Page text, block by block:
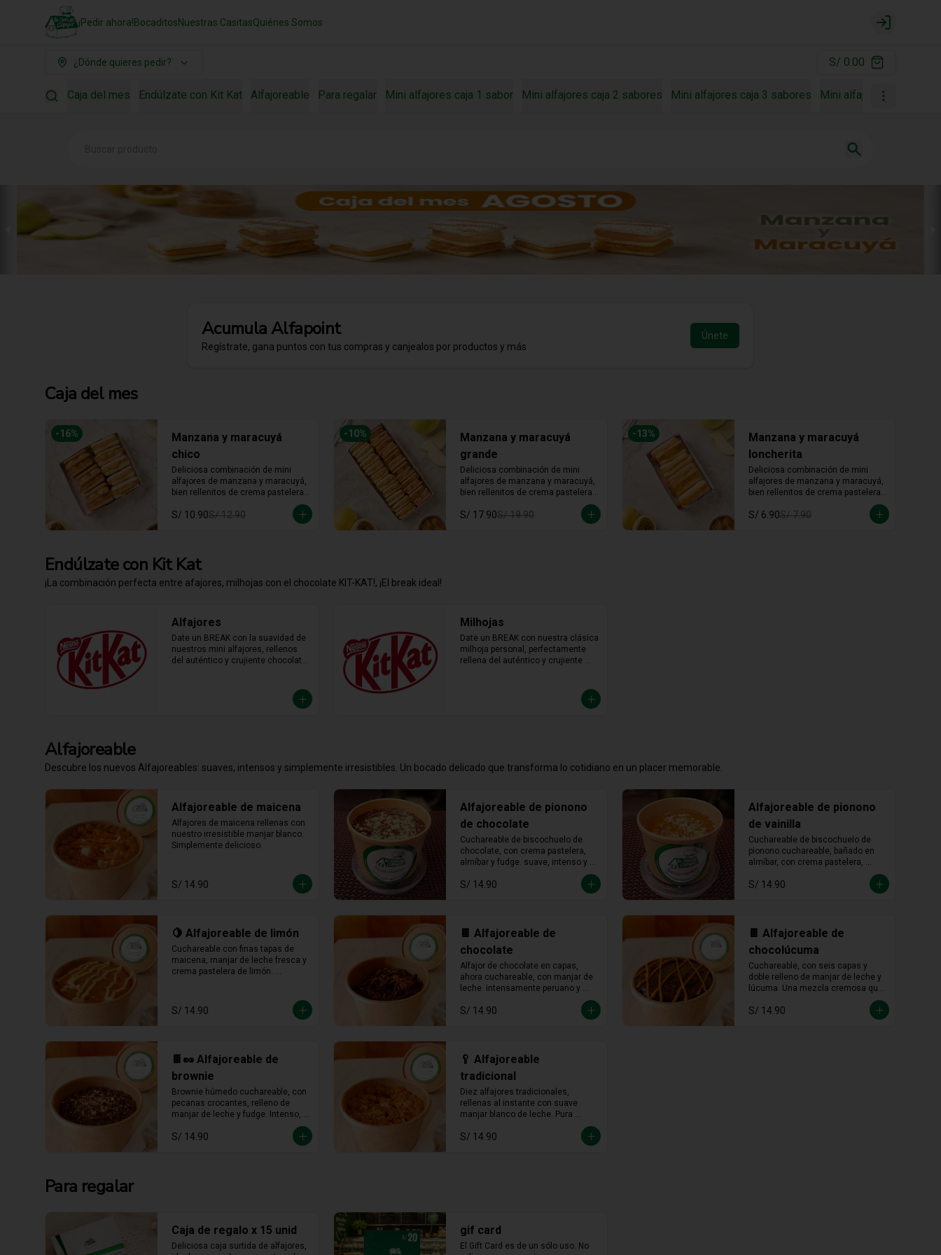
¡Pedir ahora!BocaditosNuestras CasitasQuiénes Somos
Login
¿Dónde quieres pedir? S/ 0.00
Caja del mes Endúlzate con Kit Kat Alfajoreable Para regalar Mini alfajores caja 1 sabor Mini alfajores caja 2 sabores Mini alfajores caja 3 sabores Mini alfajores caja 4
AcumulaAlfapoint
Regístrate, gana puntos con tus compras y canjealos por productos y más
Únete
Caja del mes
-16%
Manzana y maracuyá
chico
Deliciosa combinación de mini
alfajores de manzana y maracuyá,
bien rellenitos de crema pastelera
tradicional, relleno de manzana y
crema de maracuyá... Irresistible!!
S/ 10.90S/ 12.90
-10%
Manzana y maracuyá
grande
Deliciosa combinación de mini
alfajores de manzana y maracuyá,
bien rellenitos de crema pastelera
tradicional, relleno de manzana y
crema de maracuyá... Irresistible!!
S/ 17.90S/ 19.90
-13%
Manzana y maracuyá
loncherita
Deliciosa combinación de mini
alfajores de manzana y maracuyá,
bien rellenitos de crema pastelera
tradicional, relleno de manzana y
crema de maracuyá... Irresistible!!
S/ 6.90S/ 7.90
Endúlzate con Kit Kat
¡La combinación perfecta entre afajores, milhojas con el chocolate KIT-KAT!, ¡El break ideal!
Alfajores
Date un BREAK con la suavidad de
nuestros mini alfajores, rellenos
del auténtico y crujiente chocolate
transformar cualquier momento del
Milhojas
Date un BREAK con nuestra clásica
milhoja personal, perfectamente
rellena del auténtico y crujiente
ideal para desconectar y disfrutar
de un placer crujiente que no vas a
Alfajoreable
Descubre los nuevos Alfajoreables: suaves, intensos y simplemente irresistibles. Un bocado delicado que transforma lo cotidiano en un placer memorable.
Alfajoreable de maicena
Alfajores de maicena rellenas con
nuestro irresistible manjar blanco.
Simplemente delicioso.
S/ 14.90
Alfajoreable de pionono
de chocolate
Cuchareable de biscochuelo de
chocolate, con crema pastelera,
almíbar y fudge. suave, intenso y
cucharada.
S/ 14.90
Alfajoreable de pionono
de vainilla
Cuchareable de biscochuelo de
pionono cuchareable, bañado en
almíbar, con crema pastelera,
dulce y una delicia que se disfruta
S/ 14.90
🍋 Alfajoreable de limón
Cuchareable con finas tapas de
maicena, manjar de leche fresca y
crema pastelera de limón.
S/ 14.90
🍫 Alfajoreable de
chocolate
Alfajor de chocolate en capas,
ahora cuchareable, con manjar de
leche. intensamente peruano y
cada cucharada.
S/ 14.90
🍫 Alfajoreable de
chocolúcuma
Cuchareable, con seis capas y
doble relleno de manjar de leche y
lúcuma. Una mezcla cremosa que
une lo andino con lo dulce en cada
cucharada.
S/ 14.90
🍫🥜 Alfajoreable de
brownie
Brownie húmedo cuchareable, con
pecanas crocantes, relleno de
manjar de leche y fudge. Intenso,
gustito sin culpa.
S/ 14.90
🥄 Alfajoreable
tradicional
Diez alfajores tradicionales,
rellenas al instante con suave
manjar blanco de leche. Pura
S/ 14.90
Para regalar
Caja de regalo x 15 unid
Deliciosa caja surtida de alfajores,
gif card
El Gift Card es de un sólo uso. No